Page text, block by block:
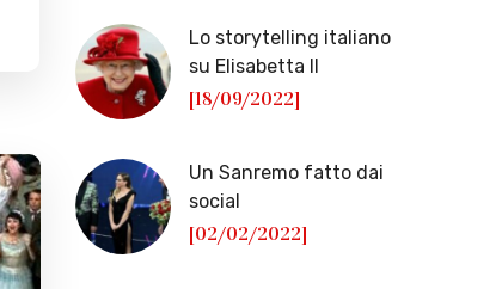
Lo storytelling italiano
su Elisabetta II
[18/09/2022]
Un Sanremo fatto dai
social
[02/02/2022]